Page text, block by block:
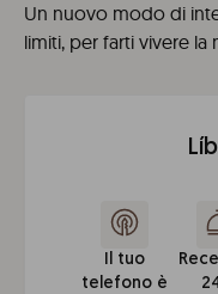
Un nuovo modo di
limiti, per farti vivere
Il tuo
telefono è